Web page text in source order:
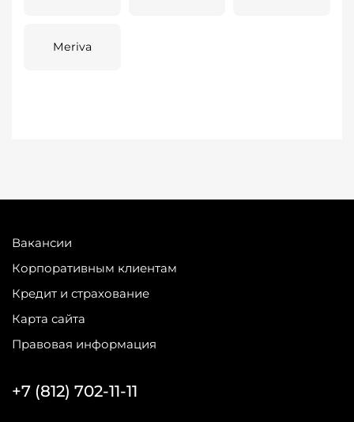
Meriva
Вакансии
Корпоративным клиентам
Кредит и страхование
Карта сайта
Правовая информация
+7 (812) 702-11-11